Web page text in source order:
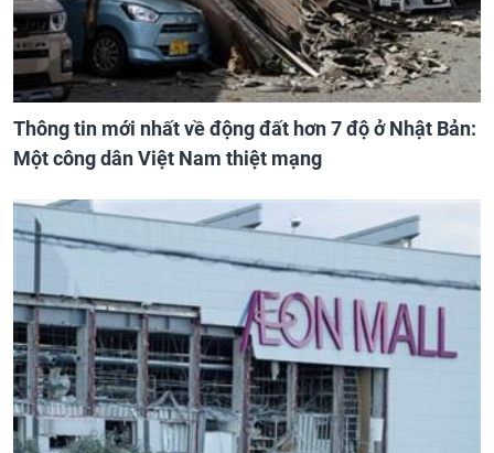
Thông tin mới nhất về động đất hơn 7 độ ở Nhật Bản:
Một công dân Việt Nam thiệt mạng